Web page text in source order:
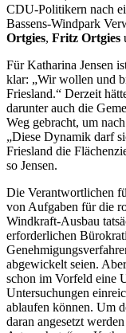
CDU-Politikern nach
Bassens-Windpark
Ortgies, Fritz Ortgies
Für Katharina Jensen
klar: „Wir wollen und
Friesland.“ Derzeit
darunter auch die
Weg gebracht, um
„Diese Dynamik darf
Friesland die
so Jensen.
Die Verantwortlichen
von Aufgaben für die
Windkraft-Ausbau
erforderlichen
abgewickelt seien.
schon im Vorfeld eine
Untersuchungen
ablaufen können. Um
daran angesetzt